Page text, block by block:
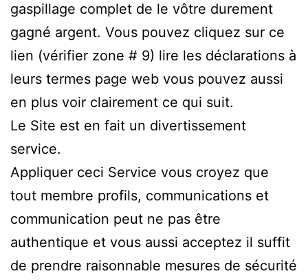
gaspillage complet de le vôtre durement
gagné argent. Vous pouvez cliquez sur ce
lien (vérifier zone # 9) lire les déclarations à
leurs termes page web vous pouvez aussi
en plus voir clairement ce qui suit.
Le Site est en fait un divertissement
service.
Appliquer ceci Service vous croyez que
tout membre profils, communications et
communication peut ne pas être
authentique et vous aussi acceptez il suffit
de prendre raisonnable mesures de sécurité